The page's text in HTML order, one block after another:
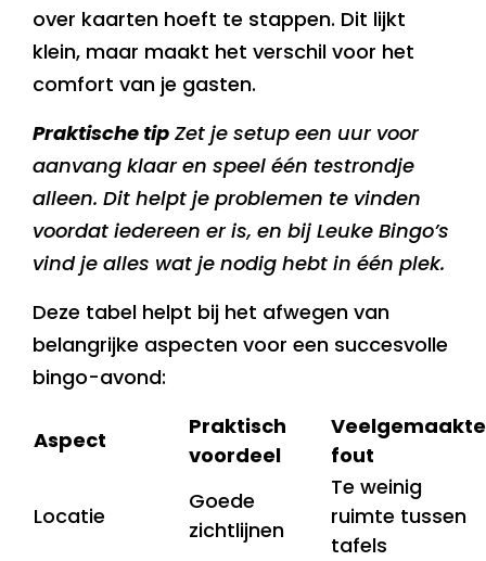
over kaarten hoeft te stappen. Dit lijkt
klein, maar maakt het verschil voor het
comfort van je gasten.
Praktische tip Zet je setup een uur voor
aanvang klaar en speel één testrondje
alleen. Dit helpt je problemen te vinden
voordat iedereen er is, en bij Leuke Bingo’s
vind je alles wat je nodig hebt in één plek.
Deze tabel helpt bij het afwegen van
belangrijke aspecten voor een succesvolle
bingo-avond:
Aspect
Praktisch
voordeel
Veelgemaakte
fout
Locatie
Goede
zichtlijnen
Te weinig
ruimte tussen
tafels